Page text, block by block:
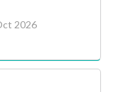
2026